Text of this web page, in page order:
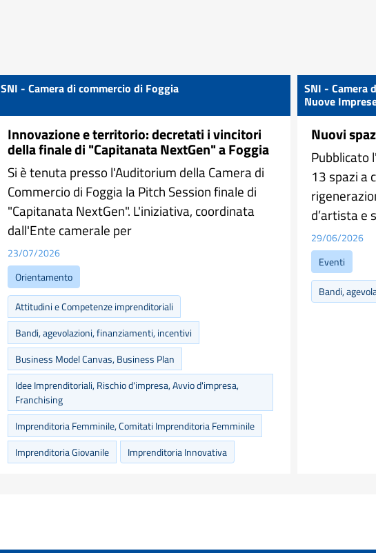
SNI - Camera di commercio di Foggia
Innovazione e territorio: decretati i vincitori
della finale di "Capitanata NextGen" a Foggia
Si è tenuta presso l'Auditorium della Camera di
Commercio di Foggia la Pitch Session finale di
"Capitanata NextGen". L'iniziativa, coordinata
dall'Ente camerale per
23/07/2026
Orientamento
Attitudini e Competenze imprenditoriali
Bandi, agevolazioni, finanziamenti, incentivi
Business Model Canvas, Business Plan
Idee Imprenditoriali, Rischio d'impresa, Avvio d'impresa,
Franchising
Imprenditoria Femminile, Comitati Imprenditoria Femminile
Imprenditoria Giovanile
Imprenditoria Innovativa
SNI - Camera
Nuove
Nuovi
Pubblicato
13 spazi a
d’artista e
29/06/2026
Eventi
Bandi,